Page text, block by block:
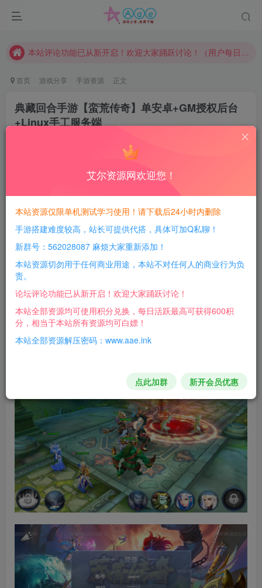
请勿相信任何评论区广告！以免上当受骗！
本站评论功能已从新开启！欢迎大家踊跃讨论！（用户每日活跃可得积分数量增加至600，加速获得更多免费资源！）
现在赞助会员享受专属折扣，详情点击此条公告。
首页 游戏分享 手游资源 正文
典藏回合手游【蛮荒传奇】单安卓+GM授权后台
+Linux手工服务端
每日活跃最高可获得600积分！所有资源可以使用
积分免费兑换！
游戏介绍：
服务端修改：
\data\kapai_server\config\addr_config.ini
\data\kapai_server\config\ClientConfig.ini
\data\kapai_server\config\server_config.lua
游戏截图：
艾尔资源网欢迎您！
本站资源仅限单机测试学习使用！请下载后24小时内删除
手游搭建难度较高，站长可提供代搭，具体可加Q私聊！
新群号：562028087 麻烦大家重新添加！
本站资源切勿用于任何商业用途，本站不对任何人的商业行为负
责。
论坛评论功能已从新开启！欢迎大家踊跃讨论！
本站全部资源均可使用积分兑换，每日活跃最高可获得600积
分，相当于本站所有资源均可白嫖！
本站全部资源解压密码：www.aae.ink
点此加群 新开会员优惠